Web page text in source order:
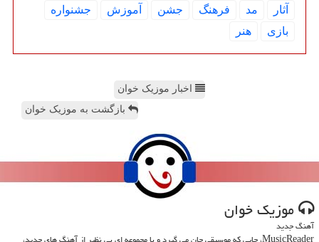
آثار مد فرهنگ جشن آموزش
جشنواره
بازی
هنر
اخبار موزیک خوان
بازگشت به موزیک خوان
موزیك خوان
آهنگ جدید